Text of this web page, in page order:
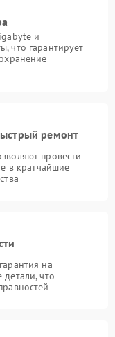
и
что гарантирует
ремонт
провести
в кратчайшие
на
что